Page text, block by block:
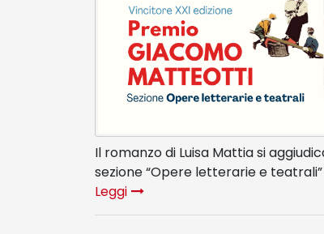
Il romanzo di Luisa Mattia si
sezione “Opere letterarie e teatrali”
Leggi